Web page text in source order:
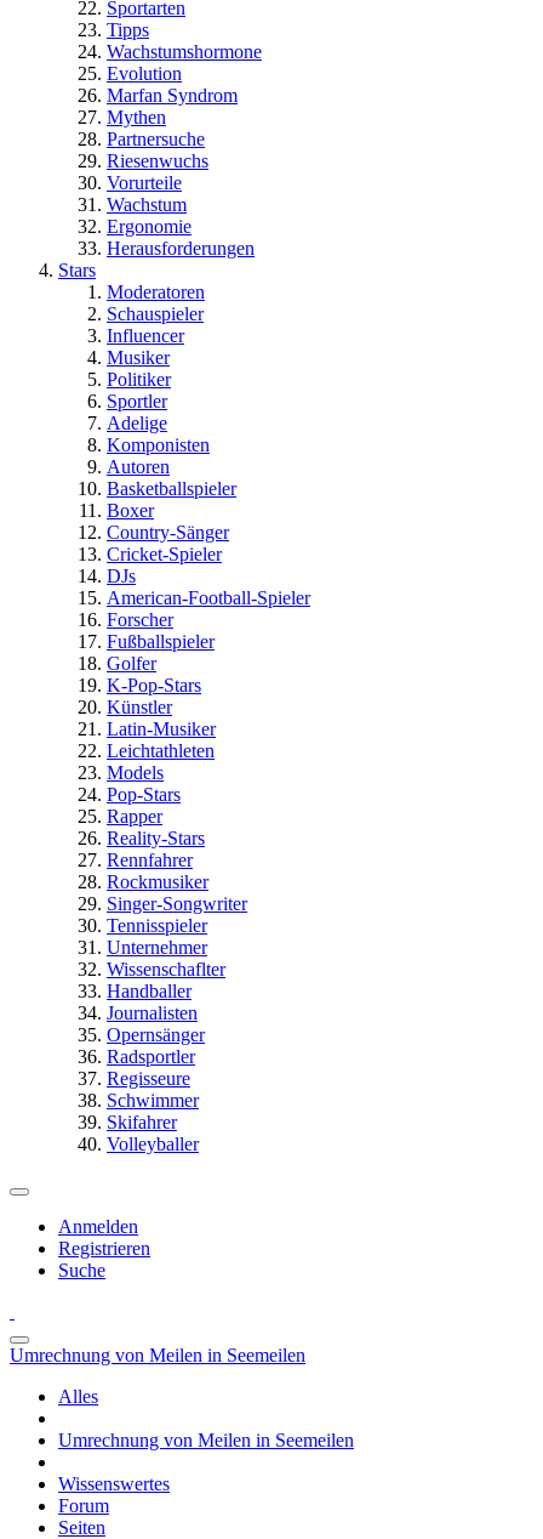
Sportarten
Tipps
Wachstumshormone
Evolution
Marfan Syndrom
Mythen
Partnersuche
Riesenwuchs
Vorurteile
Wachstum
Ergonomie
Herausforderungen
Stars
Moderatoren
Schauspieler
Influencer
Musiker
Politiker
Sportler
Adelige
Komponisten
Autoren
Basketballspieler
Boxer
Country-Sänger
Cricket-Spieler
DJs
American-Football-Spieler
Forscher
Fußballspieler
Golfer
K-Pop-Stars
Künstler
Latin-Musiker
Leichtathleten
Models
Pop-Stars
Rapper
Reality-Stars
Rennfahrer
Rockmusiker
Singer-Songwriter
Tennisspieler
Unternehmer
Wissenschaflter
Handballer
Journalisten
Opernsänger
Radsportler
Regisseure
Schwimmer
Skifahrer
Volleyballer
Anmelden
Registrieren
Suche
Umrechnung von Meilen in Seemeilen
Alles
Umrechnung von Meilen in Seemeilen
Wissenswertes
Forum
Seiten